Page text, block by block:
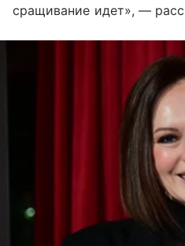
сращивание идет», —